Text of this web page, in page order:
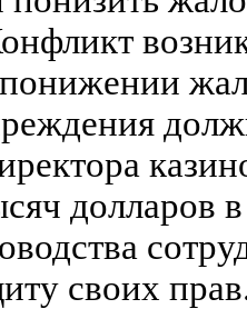
долларов
своих